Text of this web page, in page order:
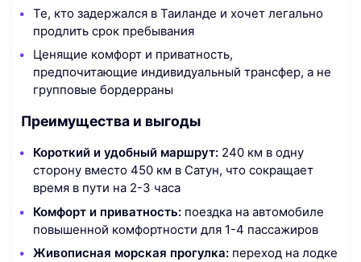
Те, кто задержался в Таиланде и хочет легально
продлить срок пребывания
Ценящие комфорт и приватность,
предпочитающие индивидуальный трансфер, а не
групповые бордерраны
Преимущества и выгоды
Короткий и удобный маршрут: 240 км в одну
сторону вместо 450 км в Сатун, что сокращает
время в пути на 2-3 часа
Комфорт и приватность: поездка на автомобиле
повышенной комфортности для 1-4 пассажиров
Живописная морская прогулка: переход на лодке